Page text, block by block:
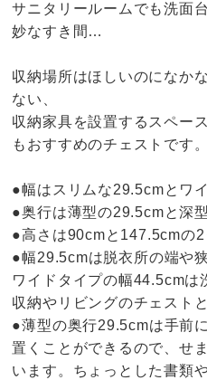
サニタリールームでも洗面
妙なすき間…
収納場所はほしいのになか
ない、
収納家具を設置するスペー
もおすすめのチェストです。
●幅はスリムな29.5cmとワ
●奥行は薄型の29.5cmと深
●高さは90cmと147.5cmの2
●幅29.5cmは脱衣所の端や
ワイドタイプの幅44.5cmは
収納やリビングのチェスト
●薄型の奥行29.5cmは手前
置くことができるので、せ
います。ちょっとした書類